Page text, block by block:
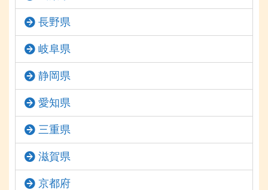
長野県
岐阜県
静岡県
愛知県
三重県
滋賀県
京都府